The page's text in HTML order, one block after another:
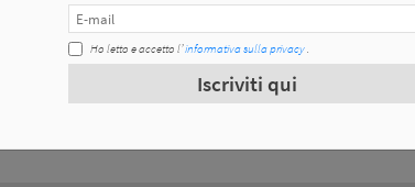
0.074 Kg
0.195 Kg
Ho letto e accetto l’informativa sulla privacy.
Iscriviti qui